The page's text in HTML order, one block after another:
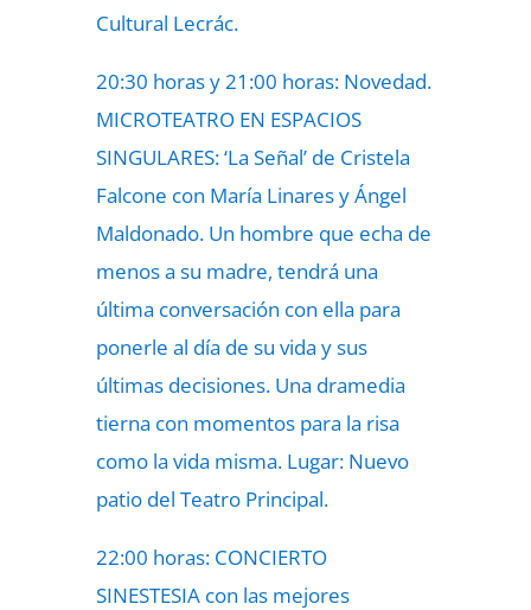
Cultural Lecrác.
20:30 horas y 21:00 horas: Novedad.
MICROTEATRO EN ESPACIOS
SINGULARES: ‘La Señal’ de Cristela
Falcone con María Linares y Ángel
Maldonado. Un hombre que echa de
menos a su madre, tendrá una
última conversación con ella para
ponerle al día de su vida y sus
últimas decisiones. Una dramedia
tierna con momentos para la risa
como la vida misma. Lugar: Nuevo
patio del Teatro Principal.
22:00 horas: CONCIERTO
SINESTESIA con las mejores